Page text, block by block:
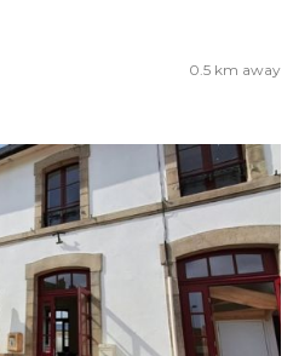
0.5 km away